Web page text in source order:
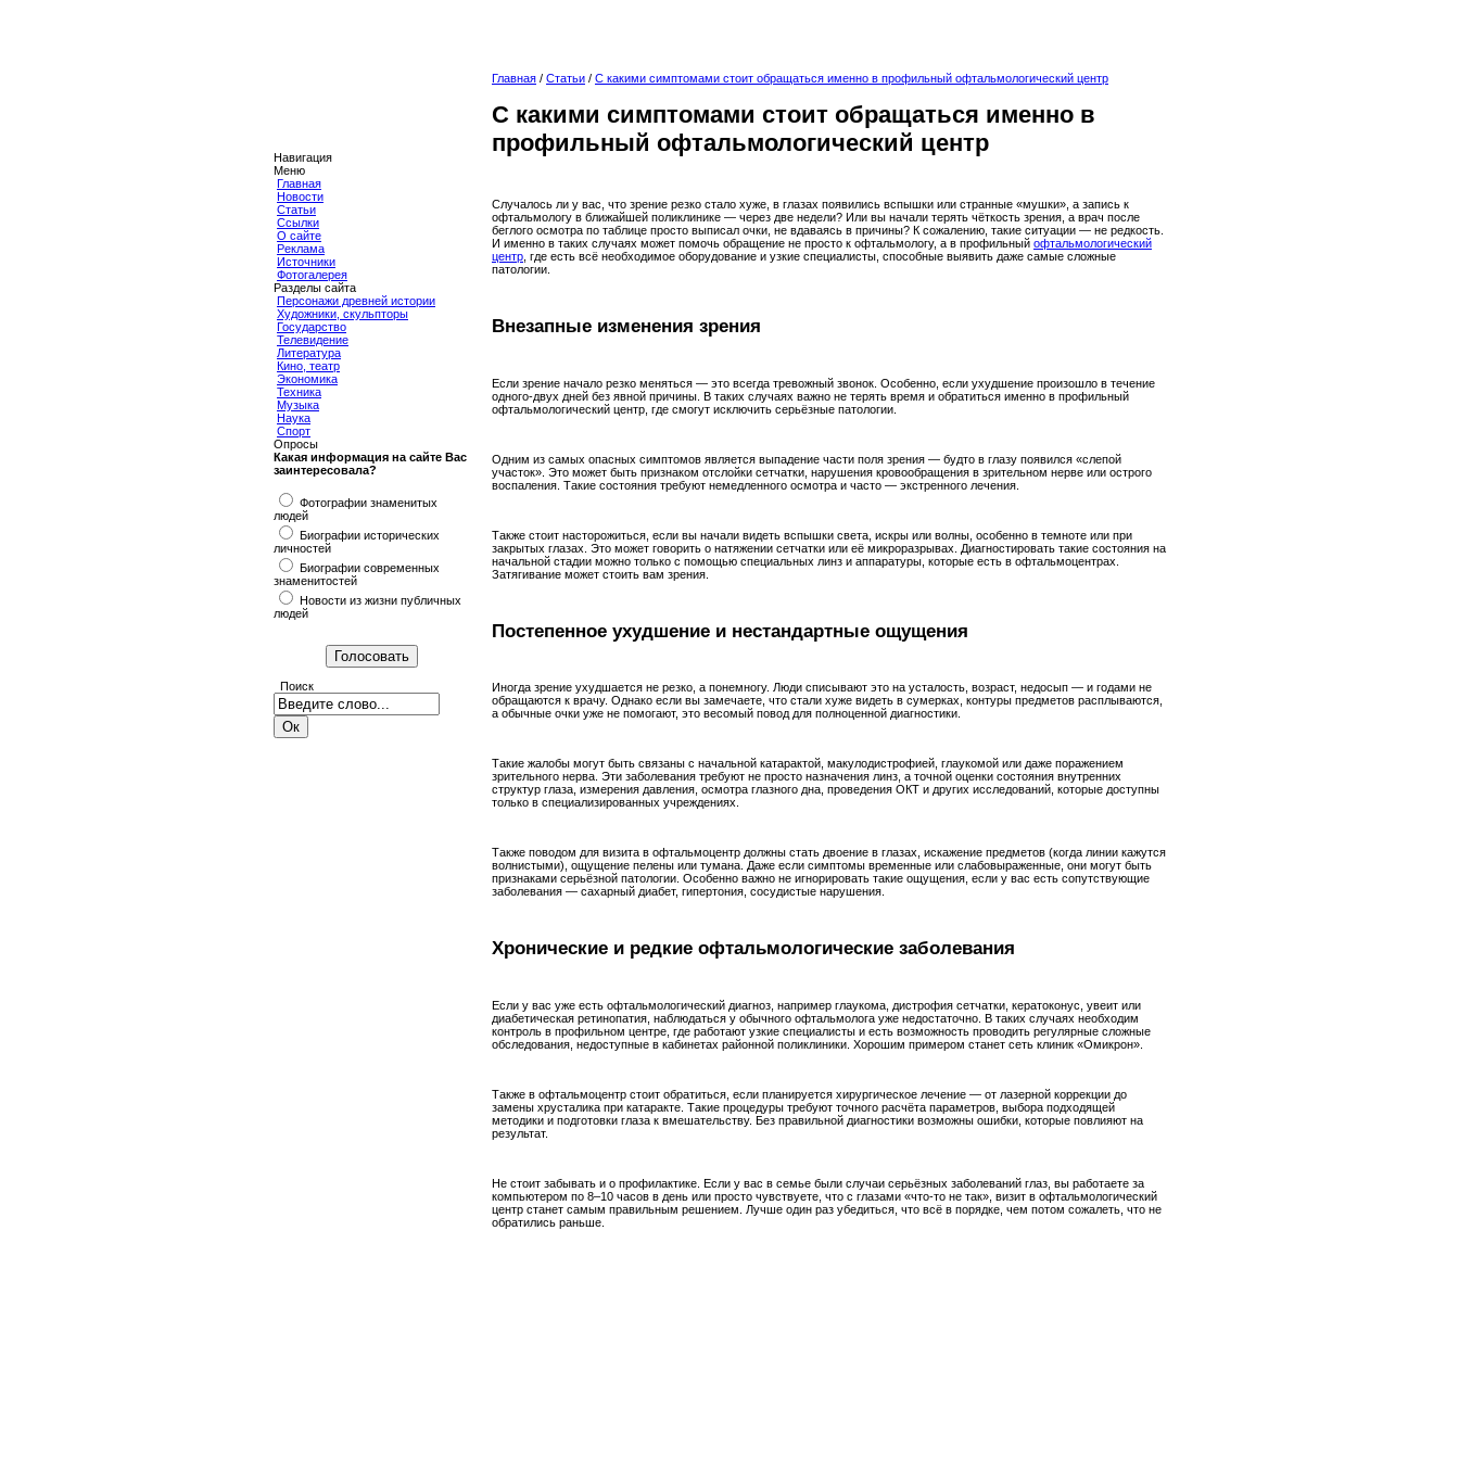
Навигация
Меню
Главная
Новости
Статьи
Ссылки
О сайте
Реклама
Источники
Фотогалерея
Разделы сайта
Персонажи древней истории
Художники, скульпторы
Государство
Телевидение
Литература
Кино, театр
Экономика
Техника
Музыка
Наука
Спорт
Опросы
Какая информация на сайте Вас
заинтересовала?
Фотографии знаменитых
людей
Биографии исторических
личностей
Биографии современных
знаменитостей
Новости из жизни публичных
людей
Поиск
Главная / Статьи / С какими симптомами стоит обращаться именно в профильный офтальмологический центр
С какими симптомами стоит обращаться именно в
профильный офтальмологический центр
Случалось ли у вас, что зрение резко стало хуже, в глазах появились вспышки или странные «мушки», а запись к
офтальмологу в ближайшей поликлинике — через две недели? Или вы начали терять чёткость зрения, а врач после
беглого осмотра по таблице просто выписал очки, не вдаваясь в причины? К сожалению, такие ситуации — не редкость.
И именно в таких случаях может помочь обращение не просто к офтальмологу, а в профильный офтальмологический
центр, где есть всё необходимое оборудование и узкие специалисты, способные выявить даже самые сложные
патологии.
Внезапные изменения зрения
Если зрение начало резко меняться — это всегда тревожный звонок. Особенно, если ухудшение произошло в течение
одного-двух дней без явной причины. В таких случаях важно не терять время и обратиться именно в профильный
офтальмологический центр, где смогут исключить серьёзные патологии.
Одним из самых опасных симптомов является выпадение части поля зрения — будто в глазу появился «слепой
участок». Это может быть признаком отслойки сетчатки, нарушения кровообращения в зрительном нерве или острого
воспаления. Такие состояния требуют немедленного осмотра и часто — экстренного лечения.
Также стоит насторожиться, если вы начали видеть вспышки света, искры или волны, особенно в темноте или при
закрытых глазах. Это может говорить о натяжении сетчатки или её микроразрывах. Диагностировать такие состояния на
начальной стадии можно только с помощью специальных линз и аппаратуры, которые есть в офтальмоцентрах.
Затягивание может стоить вам зрения.
Постепенное ухудшение и нестандартные ощущения
Иногда зрение ухудшается не резко, а понемногу. Люди списывают это на усталость, возраст, недосып — и годами не
обращаются к врачу. Однако если вы замечаете, что стали хуже видеть в сумерках, контуры предметов расплываются,
а обычные очки уже не помогают, это весомый повод для полноценной диагностики.
Такие жалобы могут быть связаны с начальной катарактой, макулодистрофией, глаукомой или даже поражением
зрительного нерва. Эти заболевания требуют не просто назначения линз, а точной оценки состояния внутренних
структур глаза, измерения давления, осмотра глазного дна, проведения ОКТ и других исследований, которые доступны
только в специализированных учреждениях.
Также поводом для визита в офтальмоцентр должны стать двоение в глазах, искажение предметов (когда линии кажутся
волнистыми), ощущение пелены или тумана. Даже если симптомы временные или слабовыраженные, они могут быть
признаками серьёзной патологии. Особенно важно не игнорировать такие ощущения, если у вас есть сопутствующие
заболевания — сахарный диабет, гипертония, сосудистые нарушения.
Хронические и редкие офтальмологические заболевания
Если у вас уже есть офтальмологический диагноз, например глаукома, дистрофия сетчатки, кератоконус, увеит или
диабетическая ретинопатия, наблюдаться у обычного офтальмолога уже недостаточно. В таких случаях необходим
контроль в профильном центре, где работают узкие специалисты и есть возможность проводить регулярные сложные
обследования, недоступные в кабинетах районной поликлиники. Хорошим примером станет сеть клиник «Омикрон».
Также в офтальмоцентр стоит обратиться, если планируется хирургическое лечение — от лазерной коррекции до
замены хрусталика при катаракте. Такие процедуры требуют точного расчёта параметров, выбора подходящей
методики и подготовки глаза к вмешательству. Без правильной диагностики возможны ошибки, которые повлияют на
результат.
Не стоит забывать и о профилактике. Если у вас в семье были случаи серьёзных заболеваний глаз, вы работаете за
компьютером по 8–10 часов в день или просто чувствуете, что с глазами «что-то не так», визит в офтальмологический
центр станет самым правильным решением. Лучше один раз убедиться, что всё в порядке, чем потом сожалеть, что не
обратились раньше.